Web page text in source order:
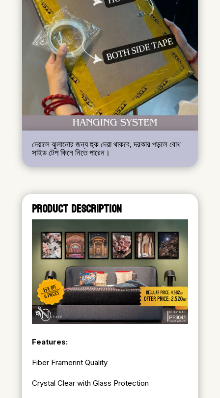
দেয়ালে ঝুলানোর জন্য হুক দেয়া থাকবে, দরকার পড়লে বোথ
সাইড টেপ কিনে নিতে পারেন।
PRODUCT DESCRIPTION
Features:
Fiber Framerint Quality
Crystal Clear with Glass Protection